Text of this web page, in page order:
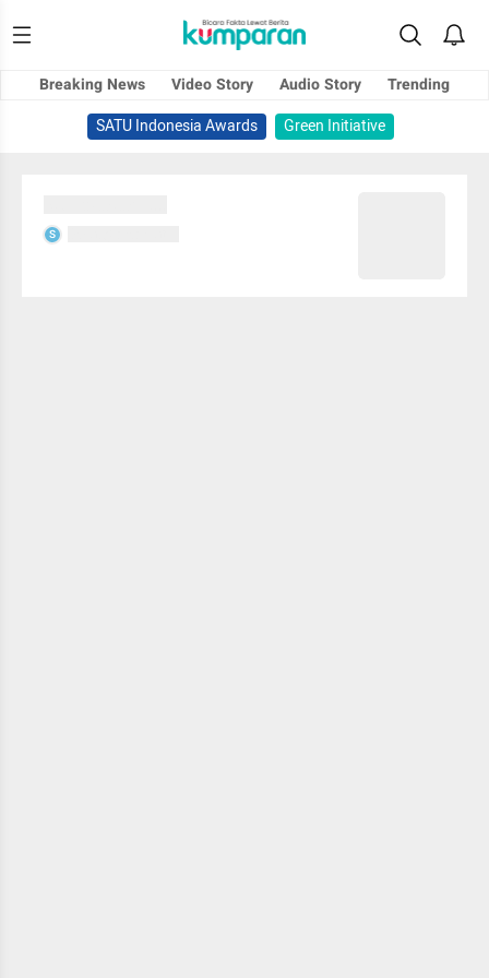
Breaking News Video Story Audio Story
Trending
SATU Indonesia Awards
Green Initiative
S